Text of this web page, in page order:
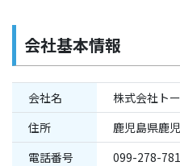
会社基本情報
会社名
株式会社ト
住所
鹿児島県鹿
電話番号
099-278-